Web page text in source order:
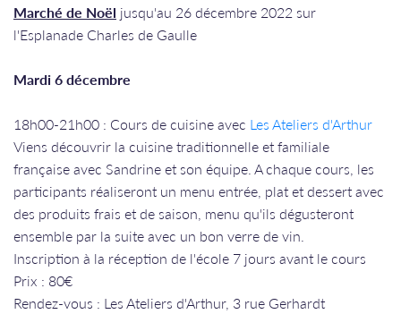
Marché de Noël jusqu'au 26 décembre 2022 sur
l'Esplanade Charles de Gaulle
Mardi 6 décembre
18h00-21h00 : Cours de cuisine avec Les Ateliers d'Arthur
Viens découvrir la cuisine traditionnelle et familiale
française avec Sandrine et son équipe. A chaque cours, les
participants réaliseront un menu entrée, plat et dessert avec
des produits frais et de saison, menu qu'ils dégusteront
ensemble par la suite avec un bon verre de vin.
Inscription à la réception de l'école 7 jours avant le cours
Prix : 80€
Rendez-vous : Les Ateliers d'Arthur, 3 rue Gerhardt